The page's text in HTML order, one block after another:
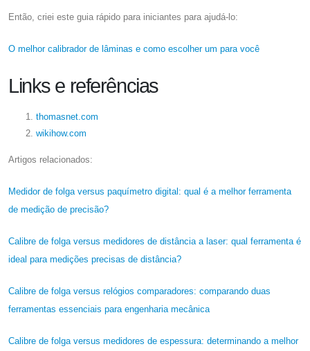
Então, criei este guia rápido para iniciantes para ajudá-lo:
O melhor calibrador de lâminas e como escolher um para você
Links e referências
thomasnet.com
wikihow.com
Artigos relacionados:
Medidor de folga versus paquímetro digital: qual é a melhor ferramenta
de medição de precisão?
Calibre de folga versus medidores de distância a laser: qual ferramenta é
ideal para medições precisas de distância?
Calibre de folga versus relógios comparadores: comparando duas
ferramentas essenciais para engenharia mecânica
Calibre de folga versus medidores de espessura: determinando a melhor